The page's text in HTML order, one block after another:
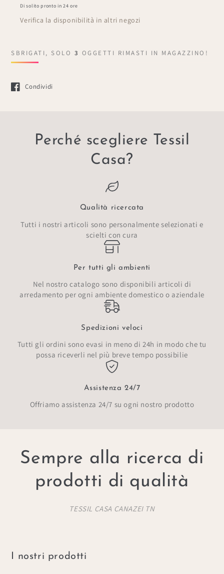
Di solito pronto in 24 ore
Verifica la disponibilità in altri negozi
SBRIGATI, SOLO 3 OGGETTI RIMASTI IN MAGAZZINO!
Condividi
Si apre in una nuova finestra.
Perché scegliere Tessil
Casa?
Qualità ricercata
Tutti i nostri articoli sono personalmente selezionati e
scielti con cura
Per tutti gli ambienti
Nel nostro catalogo sono disponibili articoli di
arredamento per ogni ambiente domestico o aziendale
Spedizioni veloci
Tutti gli ordini sono evasi in meno di 24h in modo che tu
possa riceverli nel più breve tempo possibilie
Assistenza 24/7
Offriamo assistenza 24/7 su ogni nostro prodotto
Sempre alla ricerca di
prodotti di qualità
TESSIL CASA CANAZEI TN
I nostri prodotti